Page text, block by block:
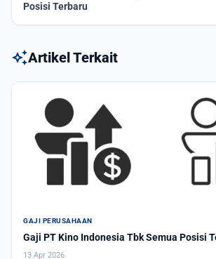
Posisi Terbaru
auto_awesomeArtikel Terkait
GAJI PERUSAHAAN
Gaji PT Kino Indonesia Tbk Semua Posisi
13 Apr 2026